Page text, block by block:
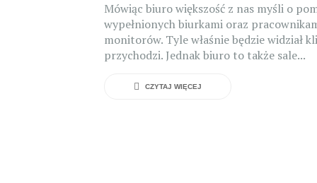
Mówiąc biuro większość z nas myśli o
wypełnionych biurkami oraz
monitorów. Tyle właśnie będzie widział
przychodzi. Jednak biuro to także sale...
CZYTAJ WIĘCEJ